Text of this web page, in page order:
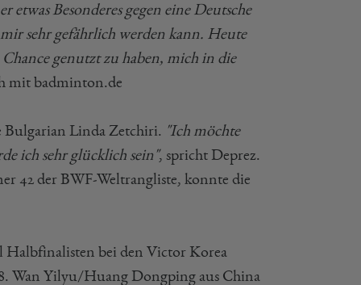
Besonderes gegen eine Deutsche
sehr gefährlich werden kann. Heute
genutzt zu haben, mich in die
mit badminton.de
Bulgarian Linda Zetchiri. "Ich möchte
ich sehr glücklich sein", spricht Deprez.
42 der BWF-Weltrangliste, konnte die
Halbfinalisten bei den Victor Korea
Wan Yilyu/Huang Dongping aus China